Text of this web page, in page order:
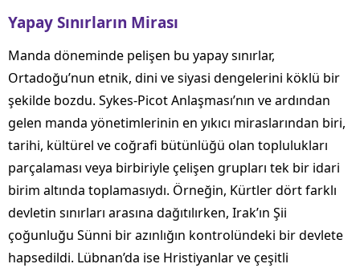
Yapay Sınırların Mirası
Manda döneminde pelişen bu yapay sınırlar,
Ortadoğu’nun etnik, dini ve siyasi dengelerini köklü bir
şekilde bozdu. Sykes-Picot Anlaşması’nın ve ardından
gelen manda yönetimlerinin en yıkıcı miraslarından biri,
tarihi, kültürel ve coğrafi bütünlüğü olan toplulukları
parçalaması veya birbiriyle çelişen grupları tek bir idari
birim altında toplamasıydı. Örneğin, Kürtler dört farklı
devletin sınırları arasına dağıtılırken, Irak’ın Şii
çoğunluğu Sünni bir azınlığın kontrolündeki bir devlete
hapsedildi. Lübnan’da ise Hristiyanlar ve çeşitli